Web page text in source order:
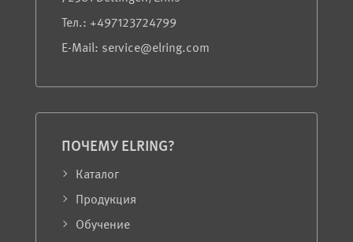
Teл.: +497123724799
E-Mail: service@elring.com
ПОЧЕМУ ELRING?
Каталог
Продукция
Обучение